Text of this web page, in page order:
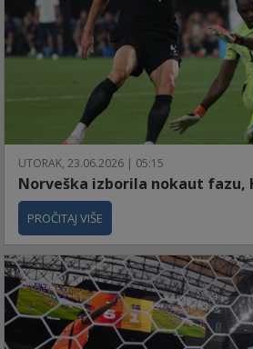
UTORAK, 23.06.2026 | 05:15
Norveška izborila nokaut fazu,
PROČITAJ VIŠE